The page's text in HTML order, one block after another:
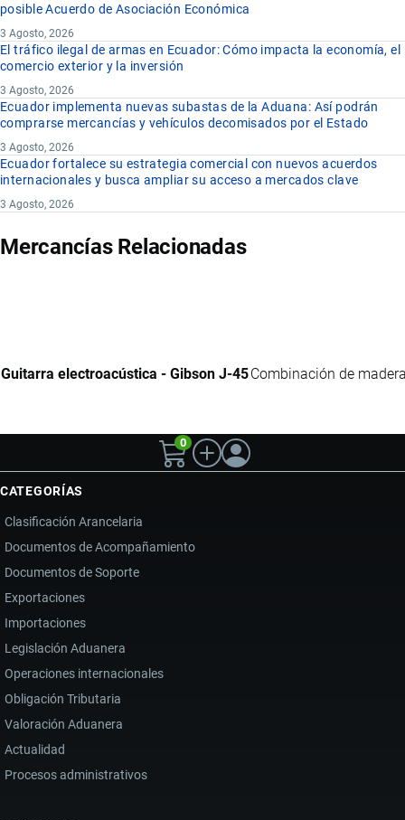
posible Acuerdo de Asociación Económica
3 Agosto, 2026
El tráfico ilegal de armas en Ecuador: Cómo impacta la economía, el
comercio exterior y la inversión
3 Agosto, 2026
Ecuador implementa nuevas subastas de la Aduana: Así podrán
comprarse mercancías y vehículos decomisados por el Estado
3 Agosto, 2026
Ecuador fortalece su estrategia comercial con nuevos acuerdos
internacionales y busca ampliar su acceso a mercados clave
3 Agosto, 2026
Mercancías Relacionadas
Guitarra electroacústica - Gibson J-45Combinación de
0
CATEGORÍAS
Clasificación Arancelaria
Documentos de Acompañamiento
Documentos de Soporte
Exportaciones
Importaciones
Legislación Aduanera
Operaciones internacionales
Obligación Tributaria
Valoración Aduanera
Actualidad
Procesos administrativos